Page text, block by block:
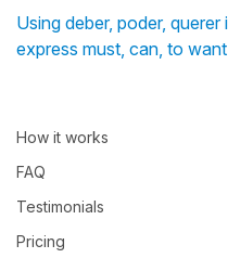
Using deber, poder,
express must, can, to
How it works
FAQ
Testimonials
Pricing